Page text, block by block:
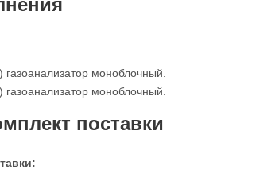
) газоанализатор моноблочный.
) газоанализатор моноблочный.
поставки